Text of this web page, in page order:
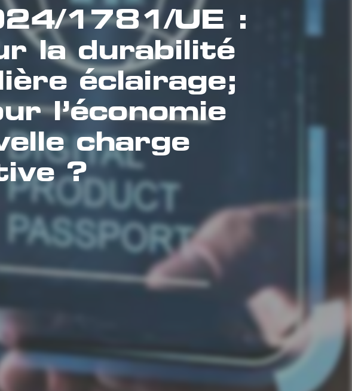
1781/UE :
la durabilité
éclairage;
l’économie
charge
?